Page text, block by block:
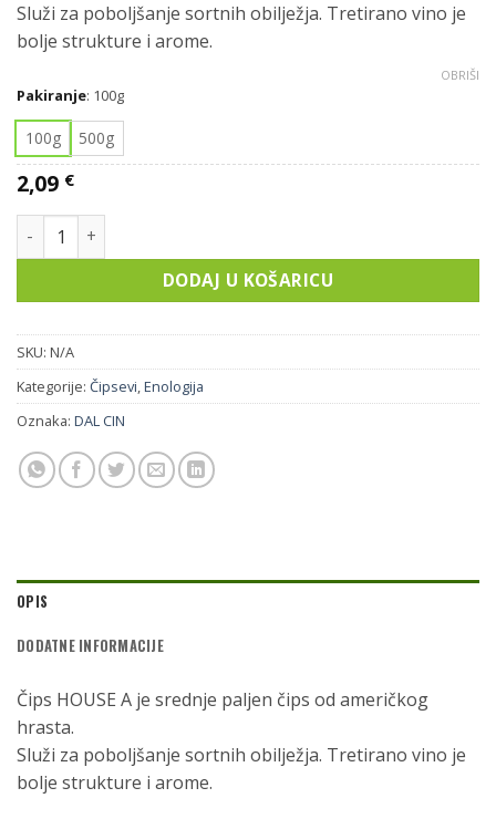
do
9,75 €
Služi za poboljšanje sortnih obilježja. Tretirano vino je
bolje strukture i arome.
Pakiranje: 100g
100g 500g
OBRIŠI
2,09 €
ČIPS HOUSE A količina
DODAJ U KOŠARICU
SKU: N/A
Kategorije: Čipsevi,Enologija
Oznaka: DAL CIN
OPIS
DODATNE INFORMACIJE
Čips HOUSE A je srednje paljen čips od američkog
hrasta.
Služi za poboljšanje sortnih obilježja. Tretirano vino je
bolje strukture i arome.